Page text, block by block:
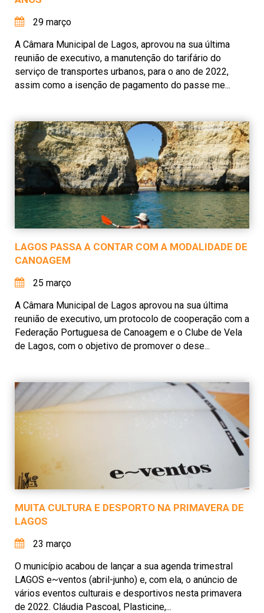
29 março
A Câmara Municipal de Lagos, aprovou na sua última
reunião de executivo, a manutenção do tarifário do
serviço de transportes urbanos, para o ano de 2022,
assim como a isenção de pagamento do passe me...
LAGOS PASSA A CONTAR COM A MODALIDADE DE
CANOAGEM
25 março
A Câmara Municipal de Lagos aprovou na sua última
reunião de executivo, um protocolo de cooperação com a
Federação Portuguesa de Canoagem e o Clube de Vela
de Lagos, com o objetivo de promover o dese...
MUITA CULTURA E DESPORTO NA PRIMAVERA DE
LAGOS
23 março
O município acabou de lançar a sua agenda trimestral
LAGOS e~ventos (abril-junho) e, com ela, o anúncio de
vários eventos culturais e desportivos nesta primavera
de 2022. Cláudia Pascoal, Plasticine,...